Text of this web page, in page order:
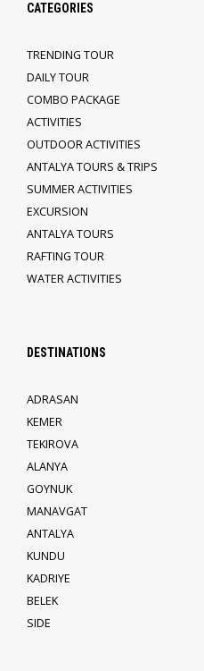
CATEGORIES
TRENDING TOUR
DAILY TOUR
COMBO PACKAGE
ACTIVITIES
OUTDOOR ACTIVITIES
ANTALYA TOURS & TRIPS
SUMMER ACTIVITIES
EXCURSION
ANTALYA TOURS
RAFTING TOUR
WATER ACTIVITIES
DESTINATIONS
ADRASAN
KEMER
TEKIROVA
ALANYA
GOYNUK
MANAVGAT
ANTALYA
KUNDU
KADRIYE
BELEK
SIDE